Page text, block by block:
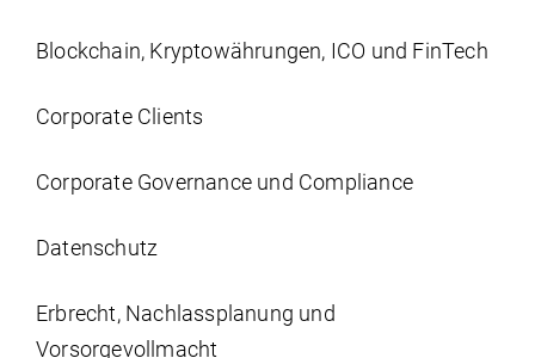
Blockchain, Kryptowährungen, ICO und FinTech
Corporate Clients
Corporate Governance und Compliance
Datenschutz
Erbrecht, Nachlassplanung und
Vorsorgevollmacht